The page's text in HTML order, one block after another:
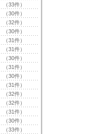
（33件）
（30件）
（32件）
（30件）
（31件）
（31件）
（30件）
（31件）
（30件）
（31件）
（32件）
（32件）
（31件）
（30件）
（33件）